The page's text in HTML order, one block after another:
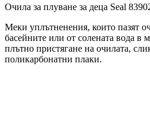
Очила за плуване за деца Seal
Меки уплътненения, които пазят
басейните или от солената вода в
плътно пристягане на очилата,
поликарбонатни плаки.